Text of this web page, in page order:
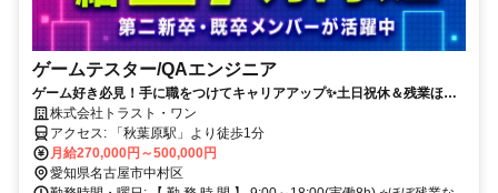
ゲームテスター/QAエンジニア
ゲーム好き必見！手に職をつけてキャリアアップ✨土日祝休＆残業ほぼ
なし！家族との時間も大切にできる働き方◎
株式会社トラスト・ワン
アクセス: 「秋葉原駅」より徒歩1分
月給270,000円～500,000円
愛知県名古屋市中村区